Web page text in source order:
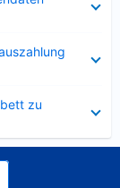
zu